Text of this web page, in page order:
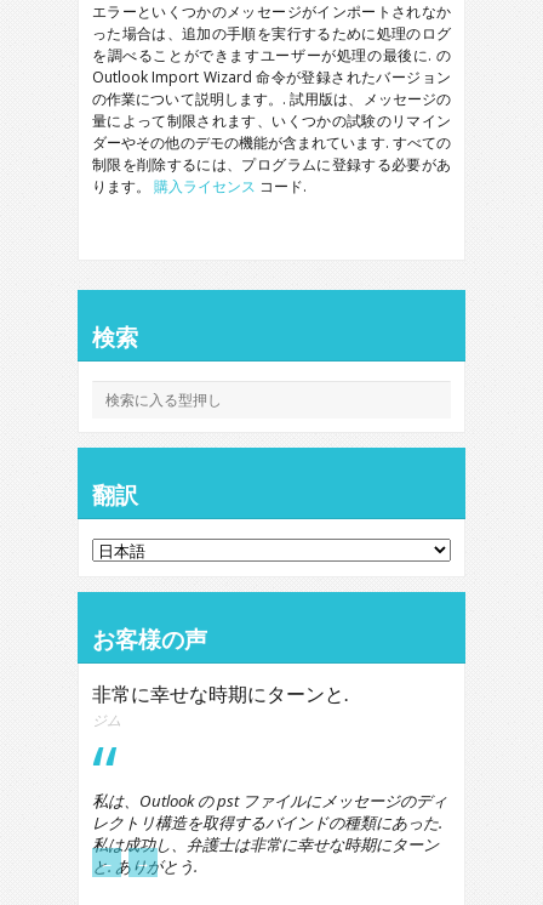
エラーといくつかのメッセージがインポートされなか
った場合は、追加の手順を実行するために処理のログ
を調べることができますユーザーが処理の最後に. の
Outlook Import Wizard 命令が登録されたバージョン
の作業について説明します。. 試用版は、メッセージの
量によって制限されます、いくつかの試験のリマイン
ダーやその他のデモの機能が含まれています. すべての
制限を削除するには、プログラムに登録する必要があ
ります。 購入ライセンス コード.
検索
翻訳
お客様の声
非常に幸せな時期にターンと.
ジム
私は、Outlook の pst ファイルにメッセージのディ
レクトリ構造を取得するバインドの種類にあった.
私は成功し、弁護士は非常に幸せな時期にターン
と. ありがとう.
← →